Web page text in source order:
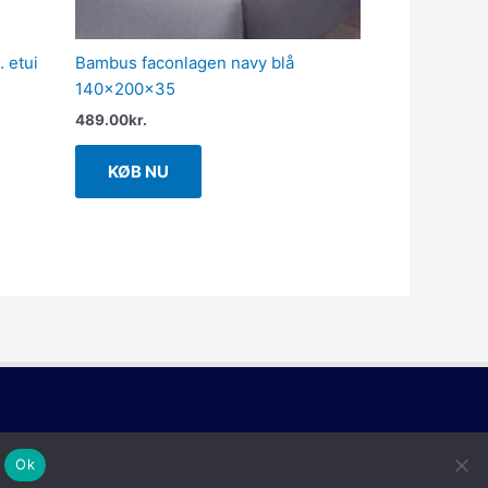
etui
Bambus faconlagen navy blå
140x200x35
489.00kr.
KØB NU
Ok